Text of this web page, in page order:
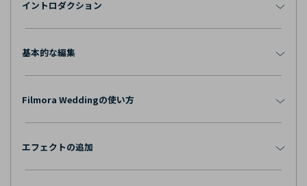
イントロダクション
基本的な編集
Filmora Weddingの使い方
エフェクトの追加